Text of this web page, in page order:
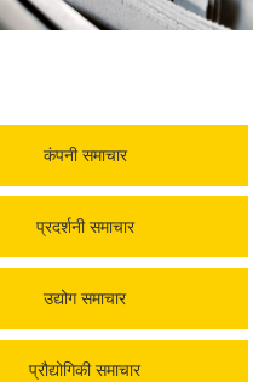
कंपनी समाचार
प्रदर्शनी समाचार
उद्योग समाचार
प्रौद्योगिकी समाचार